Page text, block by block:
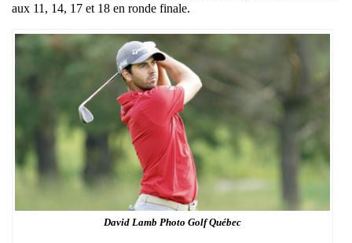
aux 11, 14, 17 et 18 en ronde finale.
David Lamb Photo Golf Québec